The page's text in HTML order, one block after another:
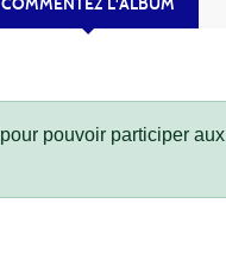
pour pouvoir participer aux